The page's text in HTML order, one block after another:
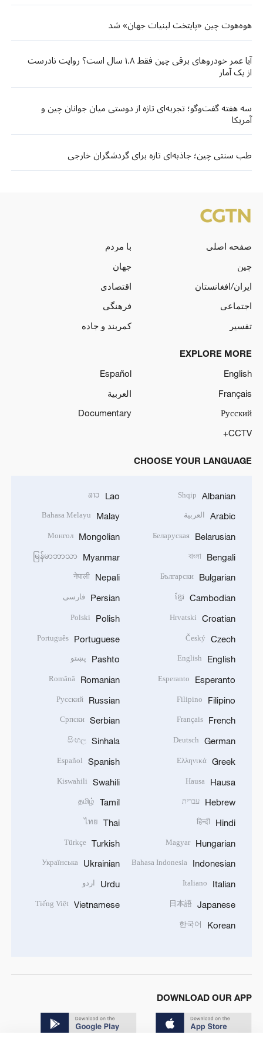
هوه‌هوت چین «پایتخت لبنیات جهان» شد
آیا عمر خودروهای برقی چین فقط ۱.۸ سال است؟ روایت نادرست
از یک آمار
سه هفته گفت‌وگو؛ تجربه‌ای تازه از دوستی میان جوانان چین و
آمریکا
طب سنتی چین؛ جاذبه‌ای تازه برای گردشگران خارجی
صفحه اصلی
با مردم
چین
جهان
ایران/افغانستان
اقتصادی
اجتماعی
فرهنگی
تفسیر
کمربند و جاده
EXPLORE MORE
English
Español
Français
العربية
Русский
Documentary
CCTV+
CHOOSE YOUR LANGUAGE
Albanian
Shqip
Arabic العربية
Belarusian
Беларуская
Bengali
বাংলা
Bulgarian
Български
Cambodian
ខ្មែរ
Croatian
Hrvatski
Czech
Český
English
English
Esperanto
Esperanto
Filipino
Filipino
French
Français
German
Deutsch
Greek
Ελληνικά
Hausa
Hausa
Hebrew עברית
Hindi
हिन्दी
Hungarian
Magyar
Indonesian
Bahasa Indonesia
Italian
Italiano
Japanese
日本語
Korean
한국어
Lao
ລາວ
Malay
Bahasa Melayu
Mongolian
Монгол
Myanmar
မြန်မာဘာသာ
Nepali
नेपाली
Persian فارسی
Polish
Polski
Portuguese
Português
Pashto پښتو
Romanian
Română
Russian
Русский
Serbian
Српски
Sinhala
සිංහල
Spanish
Español
Swahili
Kiswahili
Tamil
தமிழ்
Thai
ไทย
Turkish
Türkçe
Ukrainian
Українська
Urdu اردو
Vietnamese
Tiếng Việt
DOWNLOAD OUR APP